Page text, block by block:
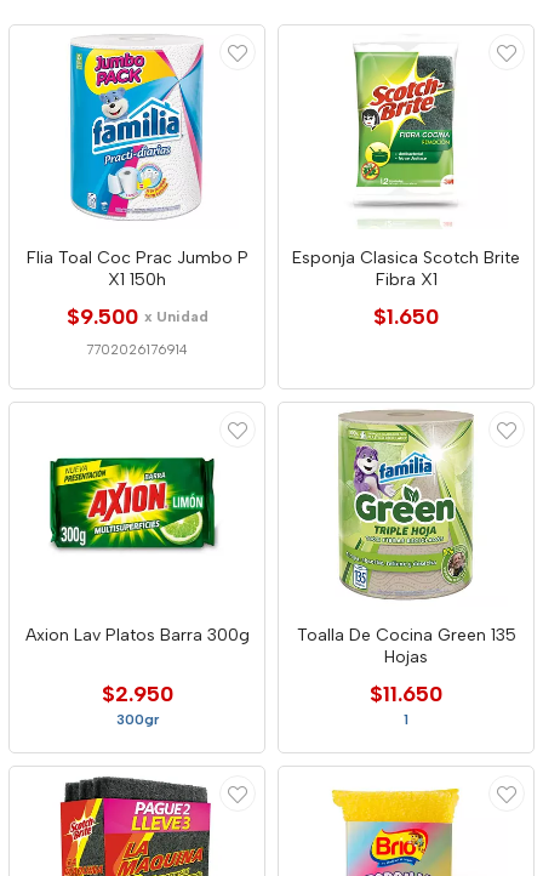
Flia Toal Coc Prac Jumbo P
X1 150h
$9.500 x Unidad
7702026176914
Esponja Clasica Scotch Brite
Fibra X1
$1.650
Axion Lav Platos Barra 300g
$2.950
300gr
Toalla De Cocina Green 135
Hojas
$11.650
1